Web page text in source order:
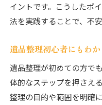
イントです。こうしたポ
法を実践することで、不
遺品整理初心者にもわ
遺品整理が初めての方で
体的なステップを押さえ
整理の目的や範囲を明確